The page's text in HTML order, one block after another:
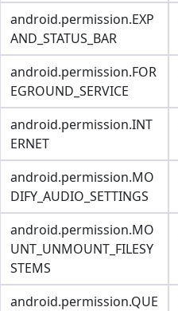
android.permission.EXP
AND_STATUS_BAR
android.permission.FOR
EGROUND_SERVICE
android.permission.INT
ERNET
android.permission.MO
DIFY_AUDIO_SETTINGS
android.permission.MO
UNT_UNMOUNT_FILESY
STEMS
android.permission.QUE